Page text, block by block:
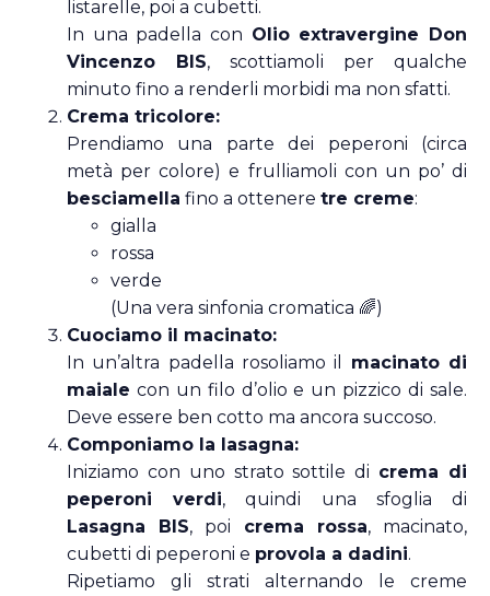
listarelle, poi a cubetti.
In una padella con Olio extravergine Don
Vincenzo BIS, scottiamoli per qualche
minuto fino a renderli morbidi ma non sfatti.
Crema tricolore:
Prendiamo una parte dei peperoni (circa
metà per colore) e frulliamoli con un po’ di
besciamella fino a ottenere tre creme:
gialla
rossa
verde
(Una vera sinfonia cromatica 🌈)
Cuociamo il macinato:
In un’altra padella rosoliamo il macinato di
maiale con un filo d’olio e un pizzico di sale.
Deve essere ben cotto ma ancora succoso.
Componiamo la lasagna:
Iniziamo con uno strato sottile di crema di
peperoni verdi, quindi una sfoglia di
Lasagna BIS, poi crema rossa, macinato,
cubetti di peperoni e provola a dadini.
Ripetiamo gli strati alternando le creme